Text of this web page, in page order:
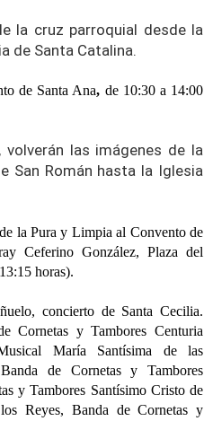
la cruz parroquial desde la
de Santa Catalina.
de Santa Ana, de 10:30 a 14:00
las imágenes de la
San Román hasta la Iglesia
la Pura y Limpia al Convento de
Ceferino González, Plaza del
horas).
concierto de Santa Cecilia.
Cornetas y Tambores Centuria
María Santísima de las
de Cornetas y Tambores
y Tambores Santísimo Cristo de
Reyes, Banda de Cornetas y